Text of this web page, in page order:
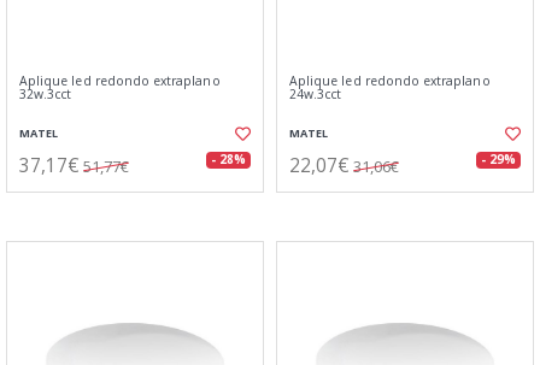
Aplique led redondo extraplano
32w.3cct
MATEL
37,17€ 51,77€ - 28%
Aplique led redondo extraplano
24w.3cct
MATEL
22,07€ 31,06€ - 29%